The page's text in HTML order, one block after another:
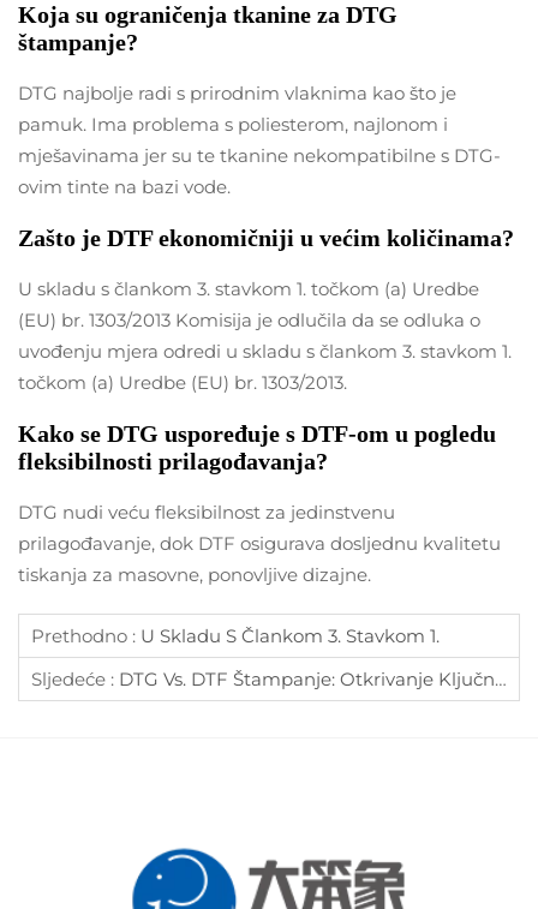
Koja su ograničenja tkanine za DTG
štampanje?
DTG najbolje radi s prirodnim vlaknima kao što je
pamuk. Ima problema s poliesterom, najlonom i
mješavinama jer su te tkanine nekompatibilne s DTG-
ovim tinte na bazi vode.
Zašto je DTF ekonomičniji u većim količinama?
U skladu s člankom 3. stavkom 1. točkom (a) Uredbe
(EU) br. 1303/2013 Komisija je odlučila da se odluka o
uvođenju mjera odredi u skladu s člankom 3. stavkom 1.
točkom (a) Uredbe (EU) br. 1303/2013.
Kako se DTG uspoređuje s DTF-om u pogledu
fleksibilnosti prilagođavanja?
DTG nudi veću fleksibilnost za jedinstvenu
prilagođavanje, dok DTF osigurava dosljednu kvalitetu
tiskanja za masovne, ponovljive dizajne.
Prethodno : U Skladu S Člankom 3. Stavkom 1.
Sljedeće : DTG Vs. DTF Štampanje: Otkrivanje Ključnih Razlika